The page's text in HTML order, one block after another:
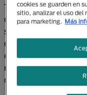
Tu amigo de
desanimado,
sus hábitos de
decaído, sin ganas
esta situación te
nosotros también,
deprimida.
cookies se guarden en
sitio, analizar el uso del
para marketing.
Más